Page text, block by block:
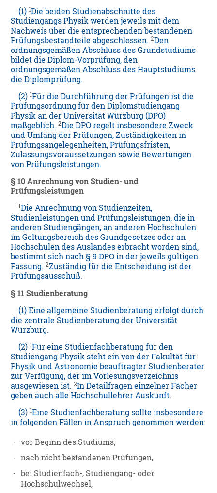
(1)1Die beiden Studienabschnitte des
Studiengangs Physik werden jeweils mit dem
Nachweis über die entsprechenden bestandenen
Prüfungsbestandteile abgeschlossen.2Den
ordnungsgemäßen Abschluss des Grundstudiums
bildet die Diplom-Vorprüfung, den
ordnungsgemäßen Abschluss des Hauptstudiums
die Diplomprüfung.
(2)1Für die Durchführung der Prüfungen ist die
Prüfungsordnung für den Diplomstudiengang
Physik an der Universität Würzburg (DPO)
maßgeblich.2Die DPO regelt insbesondere Zweck
und Umfang der Prüfungen, Zuständigkeiten in
Prüfungsangelegenheiten, Prüfungsfristen,
Zulassungsvoraussetzungen sowie Bewertungen
von Prüfungsleistungen.
§ 10 Anrechnung von Studien- und
Prüfungsleistungen
1Die Anrechnung von Studienzeiten,
Studienleistungen und Prüfungsleistungen, die in
anderen Studiengängen, an anderen Hochschulen
im Geltungsbereich des Grundgesetzes oder an
Hochschulen des Auslandes erbracht worden sind,
bestimmt sich nach § 9 DPO in der jeweils gültigen
Fassung.2Zuständig für die Entscheidung ist der
Prüfungsausschuß.
§ 11 Studienberatung
(1) Eine allgemeine Studienberatung erfolgt durch
die zentrale Studienberatung der Universität
Würzburg.
(2)1Für eine Studienfachberatung für den
Studiengang Physik steht ein von der Fakultät für
Physik und Astronomie beauftragter Studienberater
zur Verfügung, der im Vorlesungsverzeichnis
ausgewiesen ist.2In Detailfragen einzelner Fächer
geben auch alle Hochschullehrer Auskunft.
(3)1Eine Studienfachberatung sollte insbesondere
in folgenden Fällen in Anspruch genommen werden:
- vor Beginn des Studiums,
- nach nicht bestandenen Prüfungen,
- bei Studienfach-, Studiengang- oder
Hochschulwechsel,